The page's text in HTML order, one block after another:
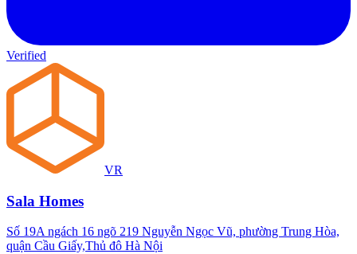
Verified
VR
Sala Homes
Số 19A ngách 16 ngõ 219 Nguyễn Ngọc Vũ, phường Trung Hòa,
quận Cầu Giấy,Thủ đô Hà Nội